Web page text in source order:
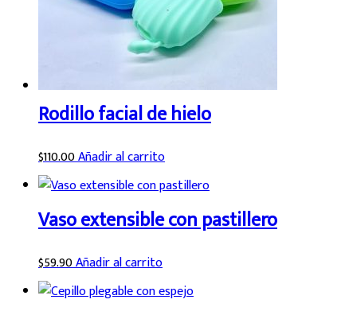
Rodillo facial de hielo
$110.00Añadir al carrito
Vaso extensible con pastillero
$59.90Añadir al carrito